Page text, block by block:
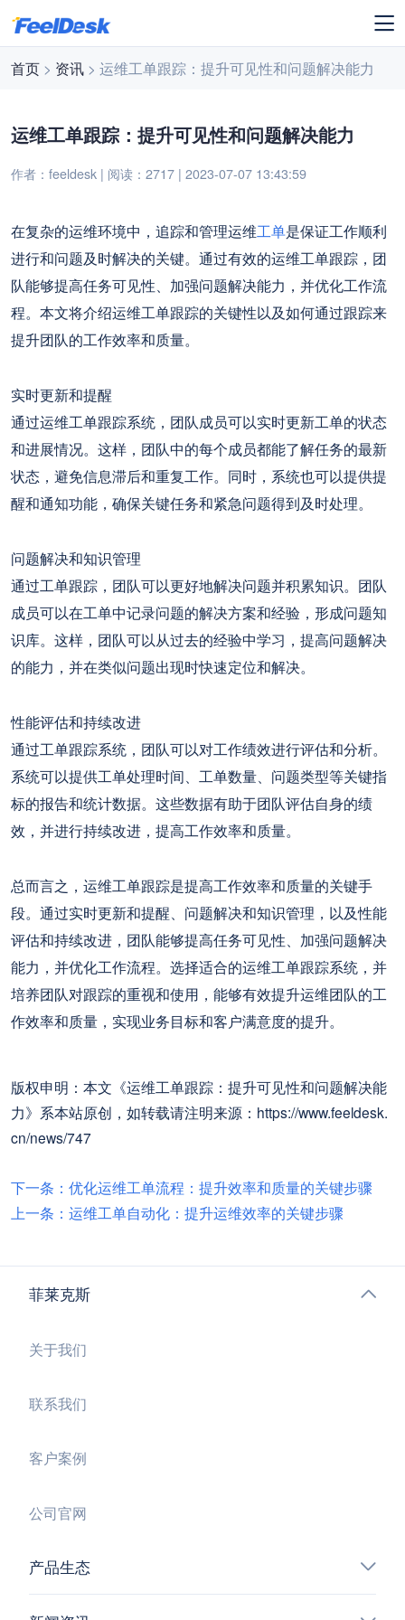
首页 > 资讯 > 运维工单跟踪：提升可见性和问题解决能力
运维工单跟踪：提升可见性和问题解决能力
作者：feeldesk | 阅读：2717 | 2023-07-07 13:43:59
在复杂的运维环境中，追踪和管理运维工单是保证工作顺利
进行和问题及时解决的关键。通过有效的运维工单跟踪，团
队能够提高任务可见性、加强问题解决能力，并优化工作流
程。本文将介绍运维工单跟踪的关键性以及如何通过跟踪来
提升团队的工作效率和质量。
实时更新和提醒
通过运维工单跟踪系统，团队成员可以实时更新工单的状态
和进展情况。这样，团队中的每个成员都能了解任务的最新
状态，避免信息滞后和重复工作。同时，系统也可以提供提
醒和通知功能，确保关键任务和紧急问题得到及时处理。
问题解决和知识管理
通过工单跟踪，团队可以更好地解决问题并积累知识。团队
成员可以在工单中记录问题的解决方案和经验，形成问题知
识库。这样，团队可以从过去的经验中学习，提高问题解决
的能力，并在类似问题出现时快速定位和解决。
性能评估和持续改进
通过工单跟踪系统，团队可以对工作绩效进行评估和分析。
系统可以提供工单处理时间、工单数量、问题类型等关键指
标的报告和统计数据。这些数据有助于团队评估自身的绩
效，并进行持续改进，提高工作效率和质量。
总而言之，运维工单跟踪是提高工作效率和质量的关键手
段。通过实时更新和提醒、问题解决和知识管理，以及性能
评估和持续改进，团队能够提高任务可见性、加强问题解决
能力，并优化工作流程。选择适合的运维工单跟踪系统，并
培养团队对跟踪的重视和使用，能够有效提升运维团队的工
作效率和质量，实现业务目标和客户满意度的提升。
版权申明：本文《运维工单跟踪：提升可见性和问题解决能
力》系本站原创，如转载请注明来源：https://www.feeldesk.
cn/news/747
下一条：优化运维工单流程：提升效率和质量的关键步骤
上一条：运维工单自动化：提升运维效率的关键步骤
菲莱克斯
关于我们
联系我们
客户案例
公司官网
产品生态